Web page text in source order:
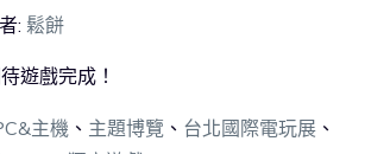
: 鬆餅
遊戲完成！
主機 、 主題博覽 、 台北國際電玩展、